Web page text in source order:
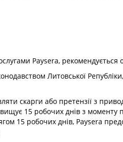
Paysera, рекомендується
Литовської
скарги або претензії з
15 робочих днів з
15 робочих днів, Paysera